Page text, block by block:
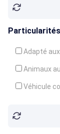
Soins du
Particularités
Adapté
Animaux
Véhicule